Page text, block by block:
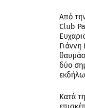
Από
Club
δύο
Κατά